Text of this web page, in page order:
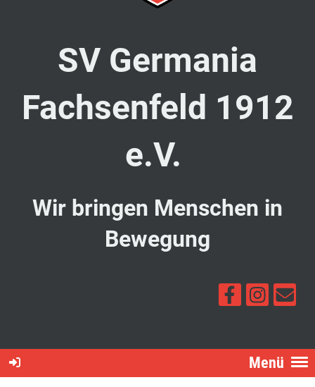
SV Germania
Fachsenfeld 1912
e.V.
Wir bringen Menschen in
Bewegung
Menü